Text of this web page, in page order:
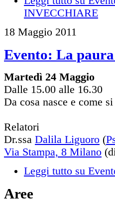
INVECCHIARE
18 Maggio 2011
Evento: La
Martedì 24 Maggio
Dalle 15.00 alle 16.30
Da cosa nasce e come
Relatori
Dr.ssa Dalila Liguoro (
Via Stampa, 8 Milano
Leggi tutto su
Aree